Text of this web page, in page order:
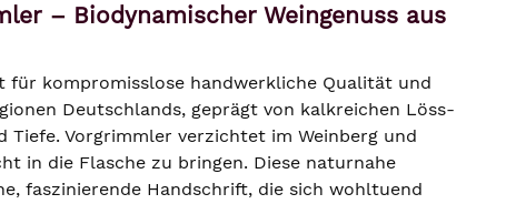
– Biodynamischer Weingenuss aus
für kompromisslose handwerkliche Qualität und
Deutschlands, geprägt von kalkreichen Löss-
Vorgrimmler verzichtet im Weinberg und
in die Flasche zu bringen. Diese naturnahe
faszinierende Handschrift, die sich wohltuend